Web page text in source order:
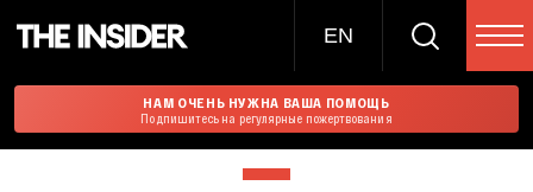
EN
НАМ ОЧЕНЬ НУЖНА ВАША ПОМОЩЬ
Подпишитесь на регулярные пожертвования